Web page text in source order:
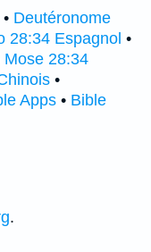
• Deutéronome
28:34 Espagnol •
Mose 28:34
•
Apps • Bible
.